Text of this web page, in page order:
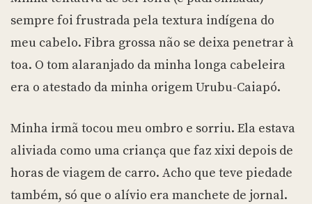
sempre foi frustrada pela textura indígena do
meu cabelo. Fibra grossa não se deixa penetrar à
toa. O tom alaranjado da minha longa cabeleira
era o atestado da minha origem Urubu-Caiapó.
Minha irmã tocou meu ombro e sorriu. Ela estava
aliviada como uma criança que faz xixi depois de
horas de viagem de carro. Acho que teve piedade
também, só que o alívio era manchete de jornal.